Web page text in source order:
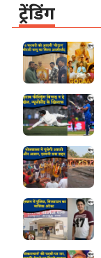
ट्रेंडिंग